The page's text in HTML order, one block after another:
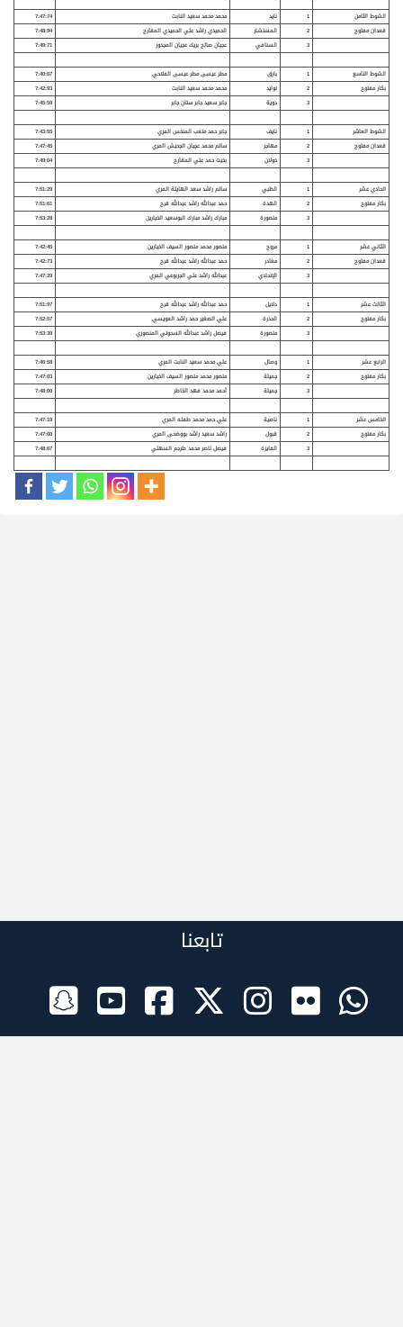
الشوط الثامن 1 نايد محمد محمد سعيد النابت
7:47:74
قعدان مفتوح
2 المستشار الحميدي راشد علي الحميدي المقارح
7:48:94
3
السنافي عجيان صالح بريك عجيان المجدور 7:49:71
الشوط التاسع 1 بارق مطر عيسى مطر عيسى الفلاحي
7:40:67
بكار مفتوح
2 نوايد محمد محمد سعيد النابت
7:42:93
3
دوية جابر سعيد جابر ستان جابر 7:45:59
الشوط العاشر 1 نايف جابر حمد متعب المنخس المري
7:43:55
قعدان مفتوح
2 مهاجر سالم محمد عجيان الجحيش المري
7:47:45
3
خولان بخيت حمد علي المقارح 7:49:04
الحادي عشر 1 الظبي سالم راشد سعد الهايلة المري
7:51:29
بكار مفتوح
2 الهدة حمد عبدالله راشد عبدالله قرح
7:51:61
3
منصورة مبارك راشد مبارك البوسعيد الخيارين 7:53:28
الثاني عشر 1 مروح منصور محمد منصور السيف الخيارين
7:42:45
قعدان مفتوح
2 مغادر حمد عبدالله راشد عبدالله قرح
7:42:73
3
الإتحادي عبدالله راشد علي الجربوعي المري 7:47:29
الثالث عشر 1 دلايل حمد عبدالله راشد عبدالله قرح
7:51:97
بكار مفتوح
2 الحذرة علي الصغير حمد راشد العويسي
7:52:57
3
منصورة فيصل راشد عبدالله السحوتي المنصوري 7:53:39
الرابع عشر 1 وصال علي محمد سعيد النابت المري
7:46:58
بكار مفتوح
2 جميلة منصور محمد منصور السيف الخيارين
7:47:03
3
جميلة أحمد محمد فهد الخاطر 7:48:00
الخامس عشر 1 ناصية علي حمد محمد طفله المري
7:47:19
بكار مفتوح
2 قبول راشد سعيد راشد بووضحى المري
7:47:60
3
الفايزة فيصل ناصر محمد طرجم السهلي 7:48:67
تابعنا